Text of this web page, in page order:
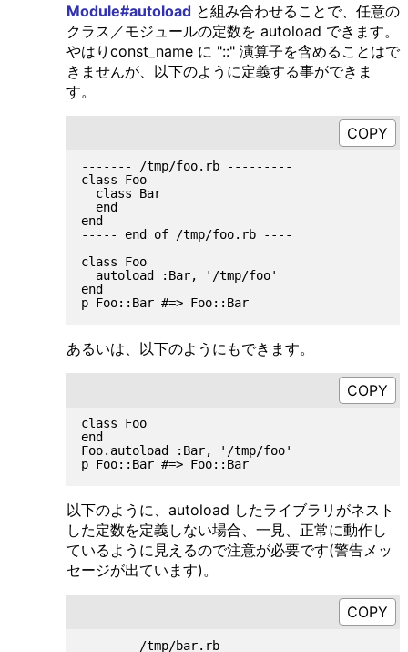
Module#autoloadと組み合わせることで、任意の
クラス／モジュールの定数を autoload できます。
やはりconst_name に "::" 演算子を含めることはで
きませんが、以下のように定義する事ができま
す。
------- /tmp/foo.rb ---------
class Foo
  class Bar
  end
end
----- end of /tmp/foo.rb ----
class Foo
  autoload :Bar, '/tmp/foo'
end
p Foo::Bar #=> Foo::Bar
あるいは、以下のようにもできます。
class Foo
end
Foo.autoload :Bar, '/tmp/foo'
p Foo::Bar #=> Foo::Bar
以下のように、autoload したライブラリがネスト
した定数を定義しない場合、一見、正常に動作し
ているように見えるので注意が必要です(警告メッ
セージが出ています)。
------- /tmp/bar.rb ---------